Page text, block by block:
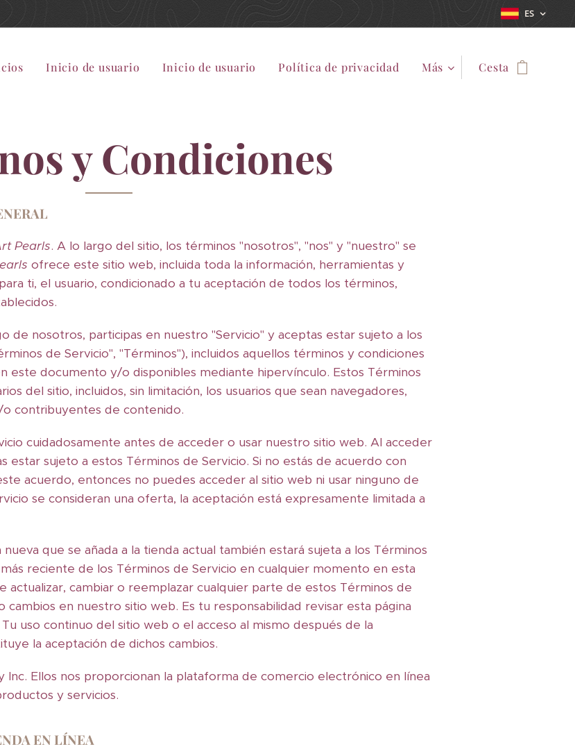
ES
Inicio de usuario Inicio de usuario Política de privacidad Más Cesta
y Condiciones
Pearls. A lo largo del sitio, los términos "nosotros", "nos" y "nuestro" se
ofrece este sitio web, incluida toda la información, herramientas y
ti, el usuario, condicionado a tu aceptación de todos los términos,
de nosotros, participas en nuestro "Servicio" y aceptas estar sujeto a los
de Servicio", "Términos"), incluidos aquellos términos y condiciones
este documento y/o disponibles mediante hipervínculo. Estos Términos
del sitio, incluidos, sin limitación, los usuarios que sean navegadores,
contribuyentes de contenido.
cuidadosamente antes de acceder o usar nuestro sitio web. Al acceder
estar sujeto a estos Términos de Servicio. Si no estás de acuerdo con
acuerdo, entonces no puedes acceder al sitio web ni usar ninguno de
se consideran una oferta, la aceptación está expresamente limitada a
que se añada a la tienda actual también estará sujeta a los Términos
reciente de los Términos de Servicio en cualquier momento en esta
actualizar, cambiar o reemplazar cualquier parte de estos Términos de
cambios en nuestro sitio web. Es tu responsabilidad revisar esta página
uso continuo del sitio web o el acceso al mismo después de la
la aceptación de dichos cambios.
Inc. Ellos nos proporcionan la plataforma de comercio electrónico en línea
y servicios.
EN LÍNEA